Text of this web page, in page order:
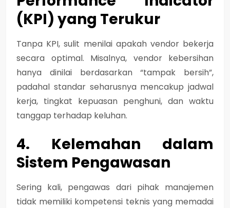
(KPI) yang Terukur
Tanpa KPI, sulit menilai apakah vendor bekerja
secara optimal. Misalnya, vendor kebersihan
hanya dinilai berdasarkan “tampak bersih”,
padahal standar seharusnya mencakup jadwal
kerja, tingkat kepuasan penghuni, dan waktu
tanggap terhadap keluhan.
4. Kelemahan dalam
Sistem Pengawasan
Sering kali, pengawas dari pihak manajemen
tidak memiliki kompetensi teknis yang memadai